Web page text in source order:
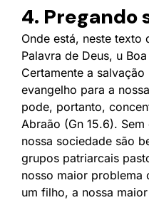
4. Pregando
Onde está, neste texto
Palavra de Deus, u
Certamente a
evangelho para a
pode, portanto,
Abraão (Gn 15.6).
nossa sociedade são
grupos patriarcais
nosso maior problema
um filho, a nossa